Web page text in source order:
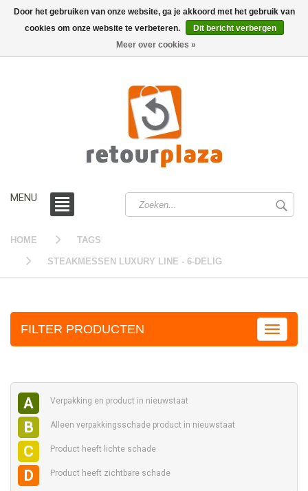
MENU
HOME TAGS
STEAKMESSEN LUXURY LINE - 6-DELIG
FILTER PRODUCTEN
A Verpakking en product in nieuwstaat
B Alleen verpakkingsschade product in nieuwstaat
C Product heeft lichte schade
D Product heeft zichtbare schade
Door het gebruiken van onze website, ga je akkoord met het gebruik van
cookies om onze website te verbeteren.
Dit bericht verbergen
Meer over cookies »